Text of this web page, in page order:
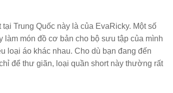
Trung Quốc này là của EvaRicky. Một số
làm món đồ cơ bản cho bộ sưu tập của mình
loại áo khác nhau. Cho dù bạn đang đến
để thư giãn, loại quần short này thường rất